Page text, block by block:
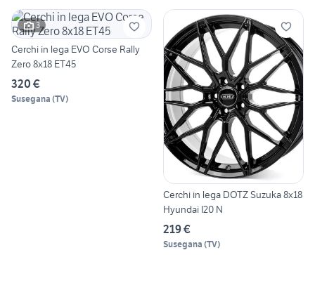
3
Cerchi in lega EVO Corse Rally
Zero 8x18 ET45
320 €
Susegana (TV)
Cerchi in lega DOTZ Suzuka 8x18
Hyundai I20 N
219 €
Susegana (TV)